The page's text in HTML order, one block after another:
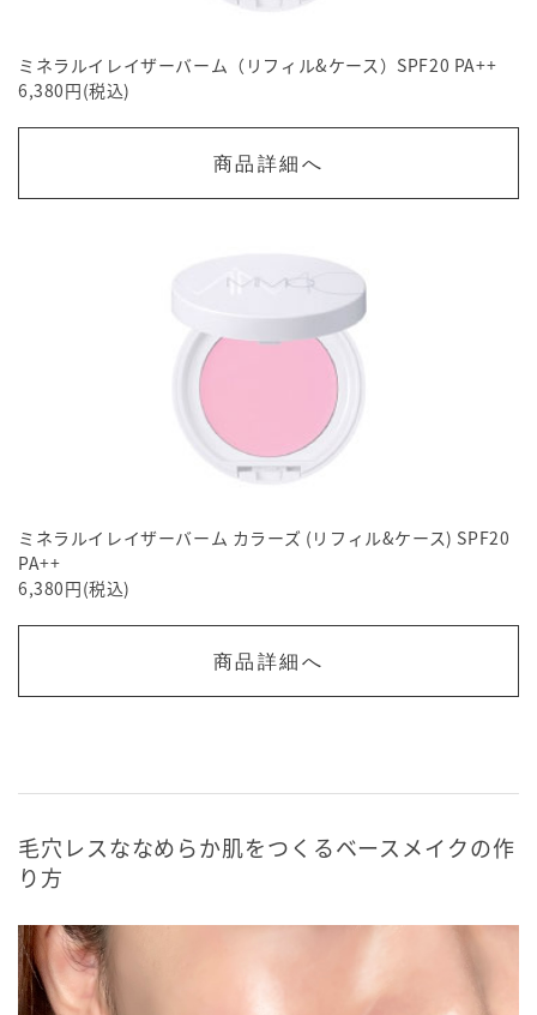
ミネラルイレイザーバーム（リフィル&ケース）SPF20 PA++
6,380円(税込)
商品詳細へ
ミネラルイレイザーバーム カラーズ (リフィル&ケース) SPF20
PA++
6,380円(税込)
商品詳細へ
毛穴レスななめらか肌をつくるベースメイクの作
り方